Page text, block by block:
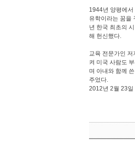
1944년 양평에
유학이라는 꿈을
년 한국 최초의
해 헌신했다.
교육 전문가인
켜 미국 사람도
며 아내와 함께
주었다.
2012년 2월 23일